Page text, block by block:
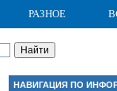
РАЗНОЕ
НАВИГАЦИЯ ПО